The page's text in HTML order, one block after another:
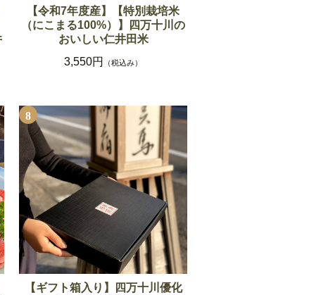
【令和7年度産】【特別栽培米
（にこまる100%）】四万十川の
おいしい仁井田米
3,550円
（税込み）
8
【ギフト箱入り】四万十川優化